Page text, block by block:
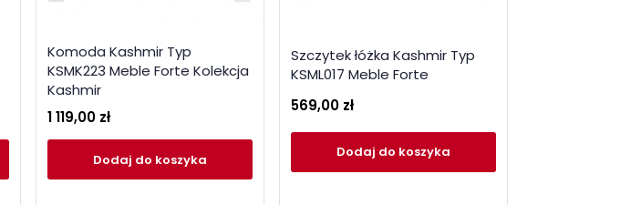
Komoda Kashmir Typ
KSMK223 Meble Forte Kolekcja
Kashmir
1 119,00 zł
Dodaj do koszyka
Szczytek łóżka Kashmir Typ
KSML017 Meble Forte
569,00 zł
Dodaj do koszyka